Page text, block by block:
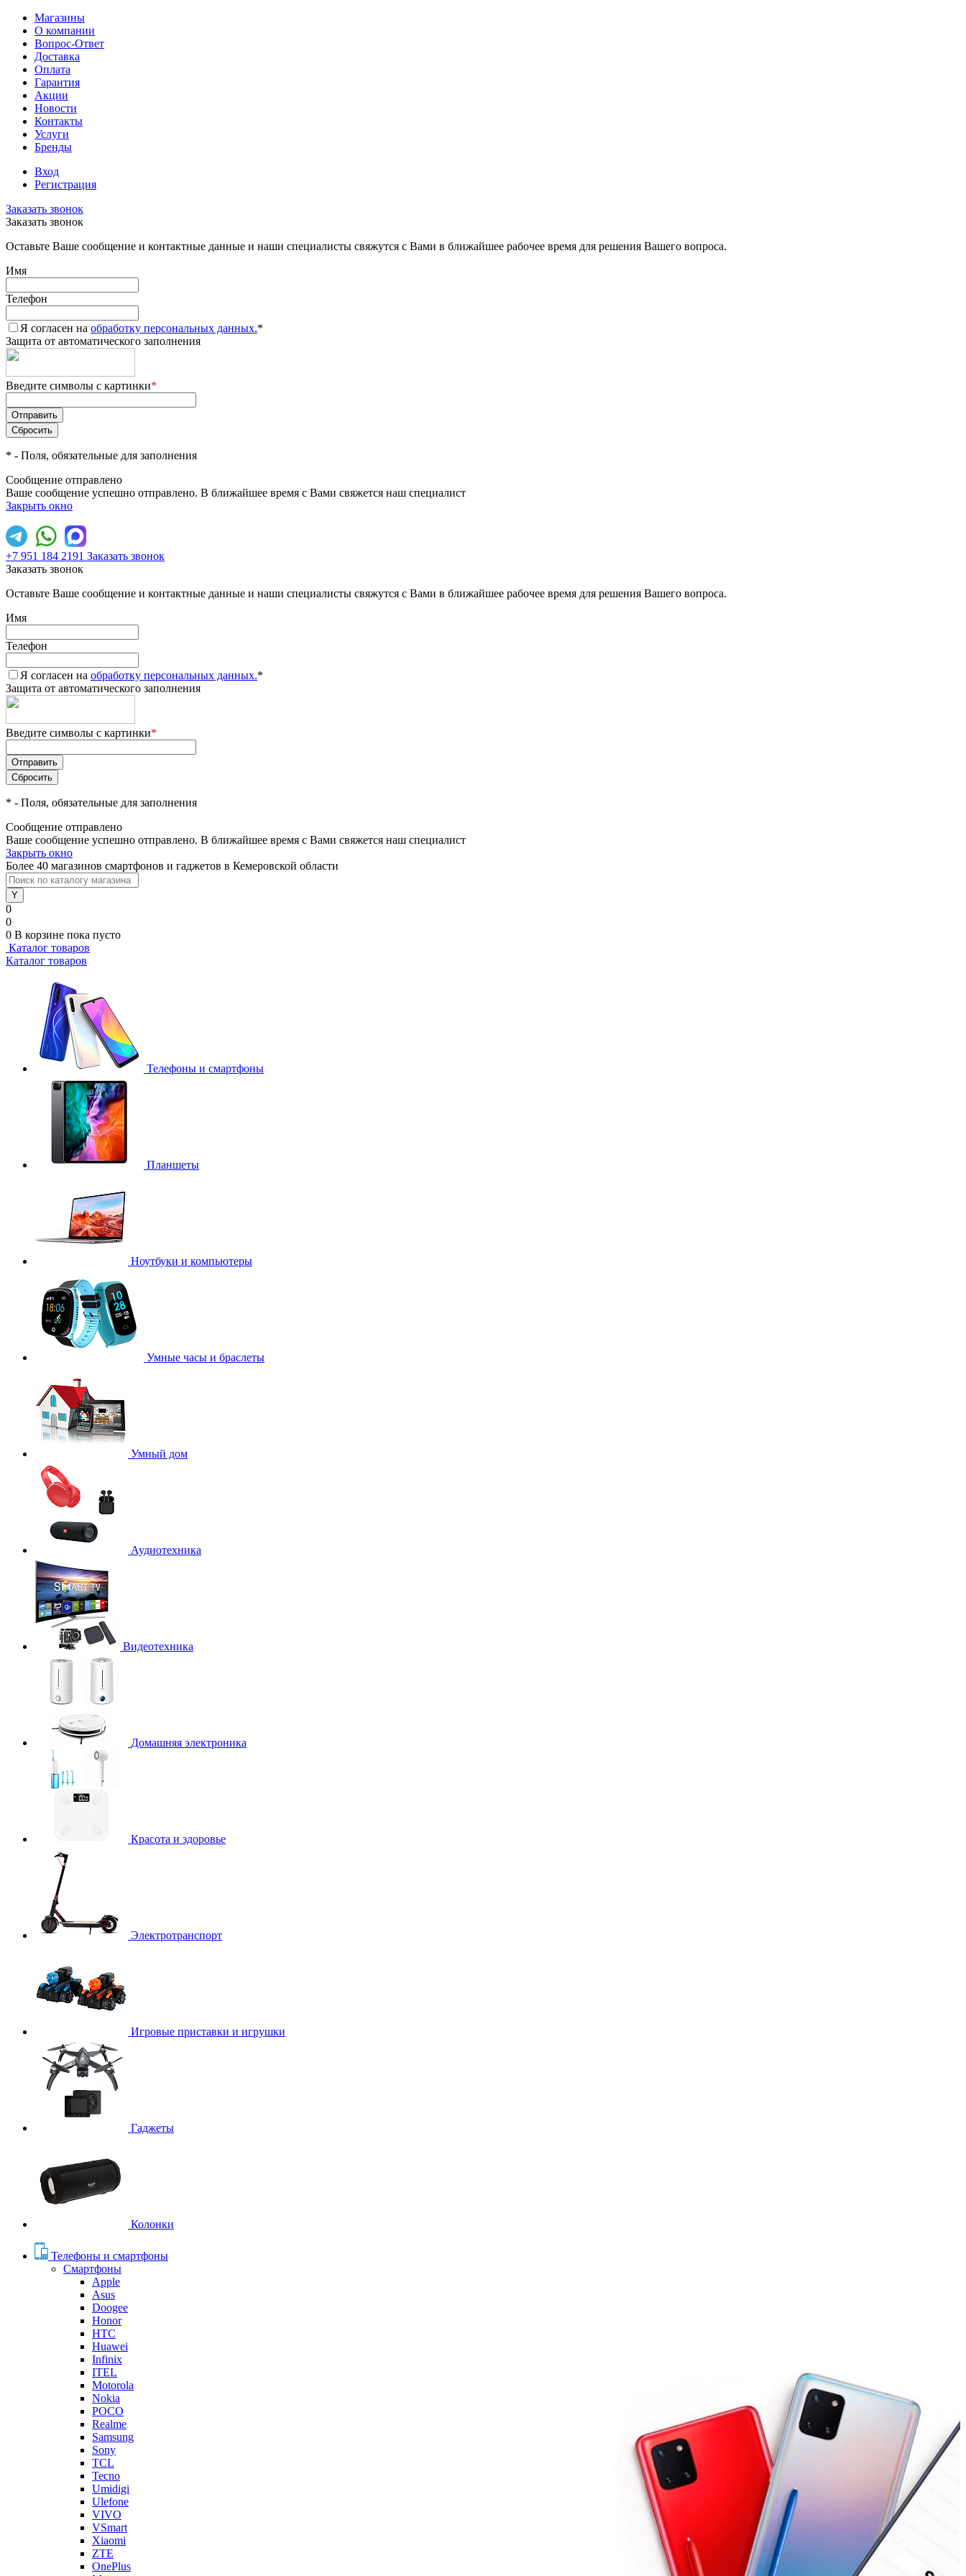
Магазины
О компании
Вопрос-Ответ
Доставка
Оплата
Гарантия
Акции
Новости
Контакты
Услуги
Бренды
Вход
Регистрация
Заказать звонок
Заказать звонок
Оставьте Ваше сообщение и контактные данные и наши специалисты свяжутся с Вами в ближайшее рабочее время для решения Вашего вопроса.
Имя
Телефон
Я согласен на обработку персональных данных.*
Защита от автоматического заполнения
Введите символы с картинки*
* - Поля, обязательные для заполнения
Сообщение отправлено
Ваше сообщение успешно отправлено. В ближайшее время с Вами свяжется наш специалист
Закрыть окно
+7 951 184 2191 Заказать звонок
Заказать звонок
Оставьте Ваше сообщение и контактные данные и наши специалисты свяжутся с Вами в ближайшее рабочее время для решения Вашего вопроса.
Имя
Телефон
Я согласен на обработку персональных данных.*
Защита от автоматического заполнения
Введите символы с картинки*
* - Поля, обязательные для заполнения
Сообщение отправлено
Ваше сообщение успешно отправлено. В ближайшее время с Вами свяжется наш специалист
Закрыть окно
Более 40 магазинов смартфонов и гаджетов в Кемеровской области
0
0
0 В корзине пока пусто
Каталог товаров
Каталог товаров
Телефоны и смартфоны
Планшеты
Ноутбуки и компьютеры
Умные часы и браслеты
Умный дом
Аудиотехника
Видеотехника
Домашняя электроника
Красота и здоровье
Электротранспорт
Игровые приставки и игрушки
Гаджеты
Колонки
Телефоны и смартфоны
Смартфоны
Apple
Asus
Doogee
Honor
HTC
Huawei
Infinix
ITEL
Motorola
Nokia
POCO
Realme
Samsung
Sony
TCL
Tecno
Umidigi
Ulefone
VIVO
VSmart
Xiaomi
ZTE
OnePlus